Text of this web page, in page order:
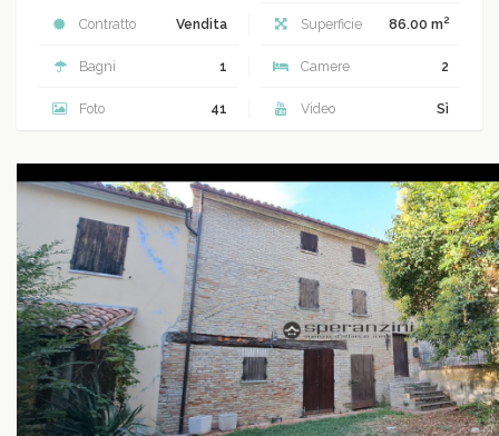
Contratto Vendita Superficie 86.00 m2
Bagni 1 Camere 2
Foto 41 Video Sì